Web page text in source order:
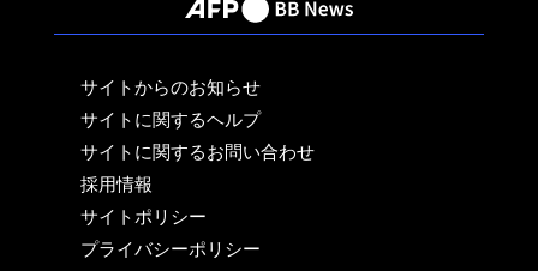
サイトからのお知らせ
サイトに関するヘルプ
サイトに関するお問い合わせ
採用情報
サイトポリシー
プライバシーポリシー